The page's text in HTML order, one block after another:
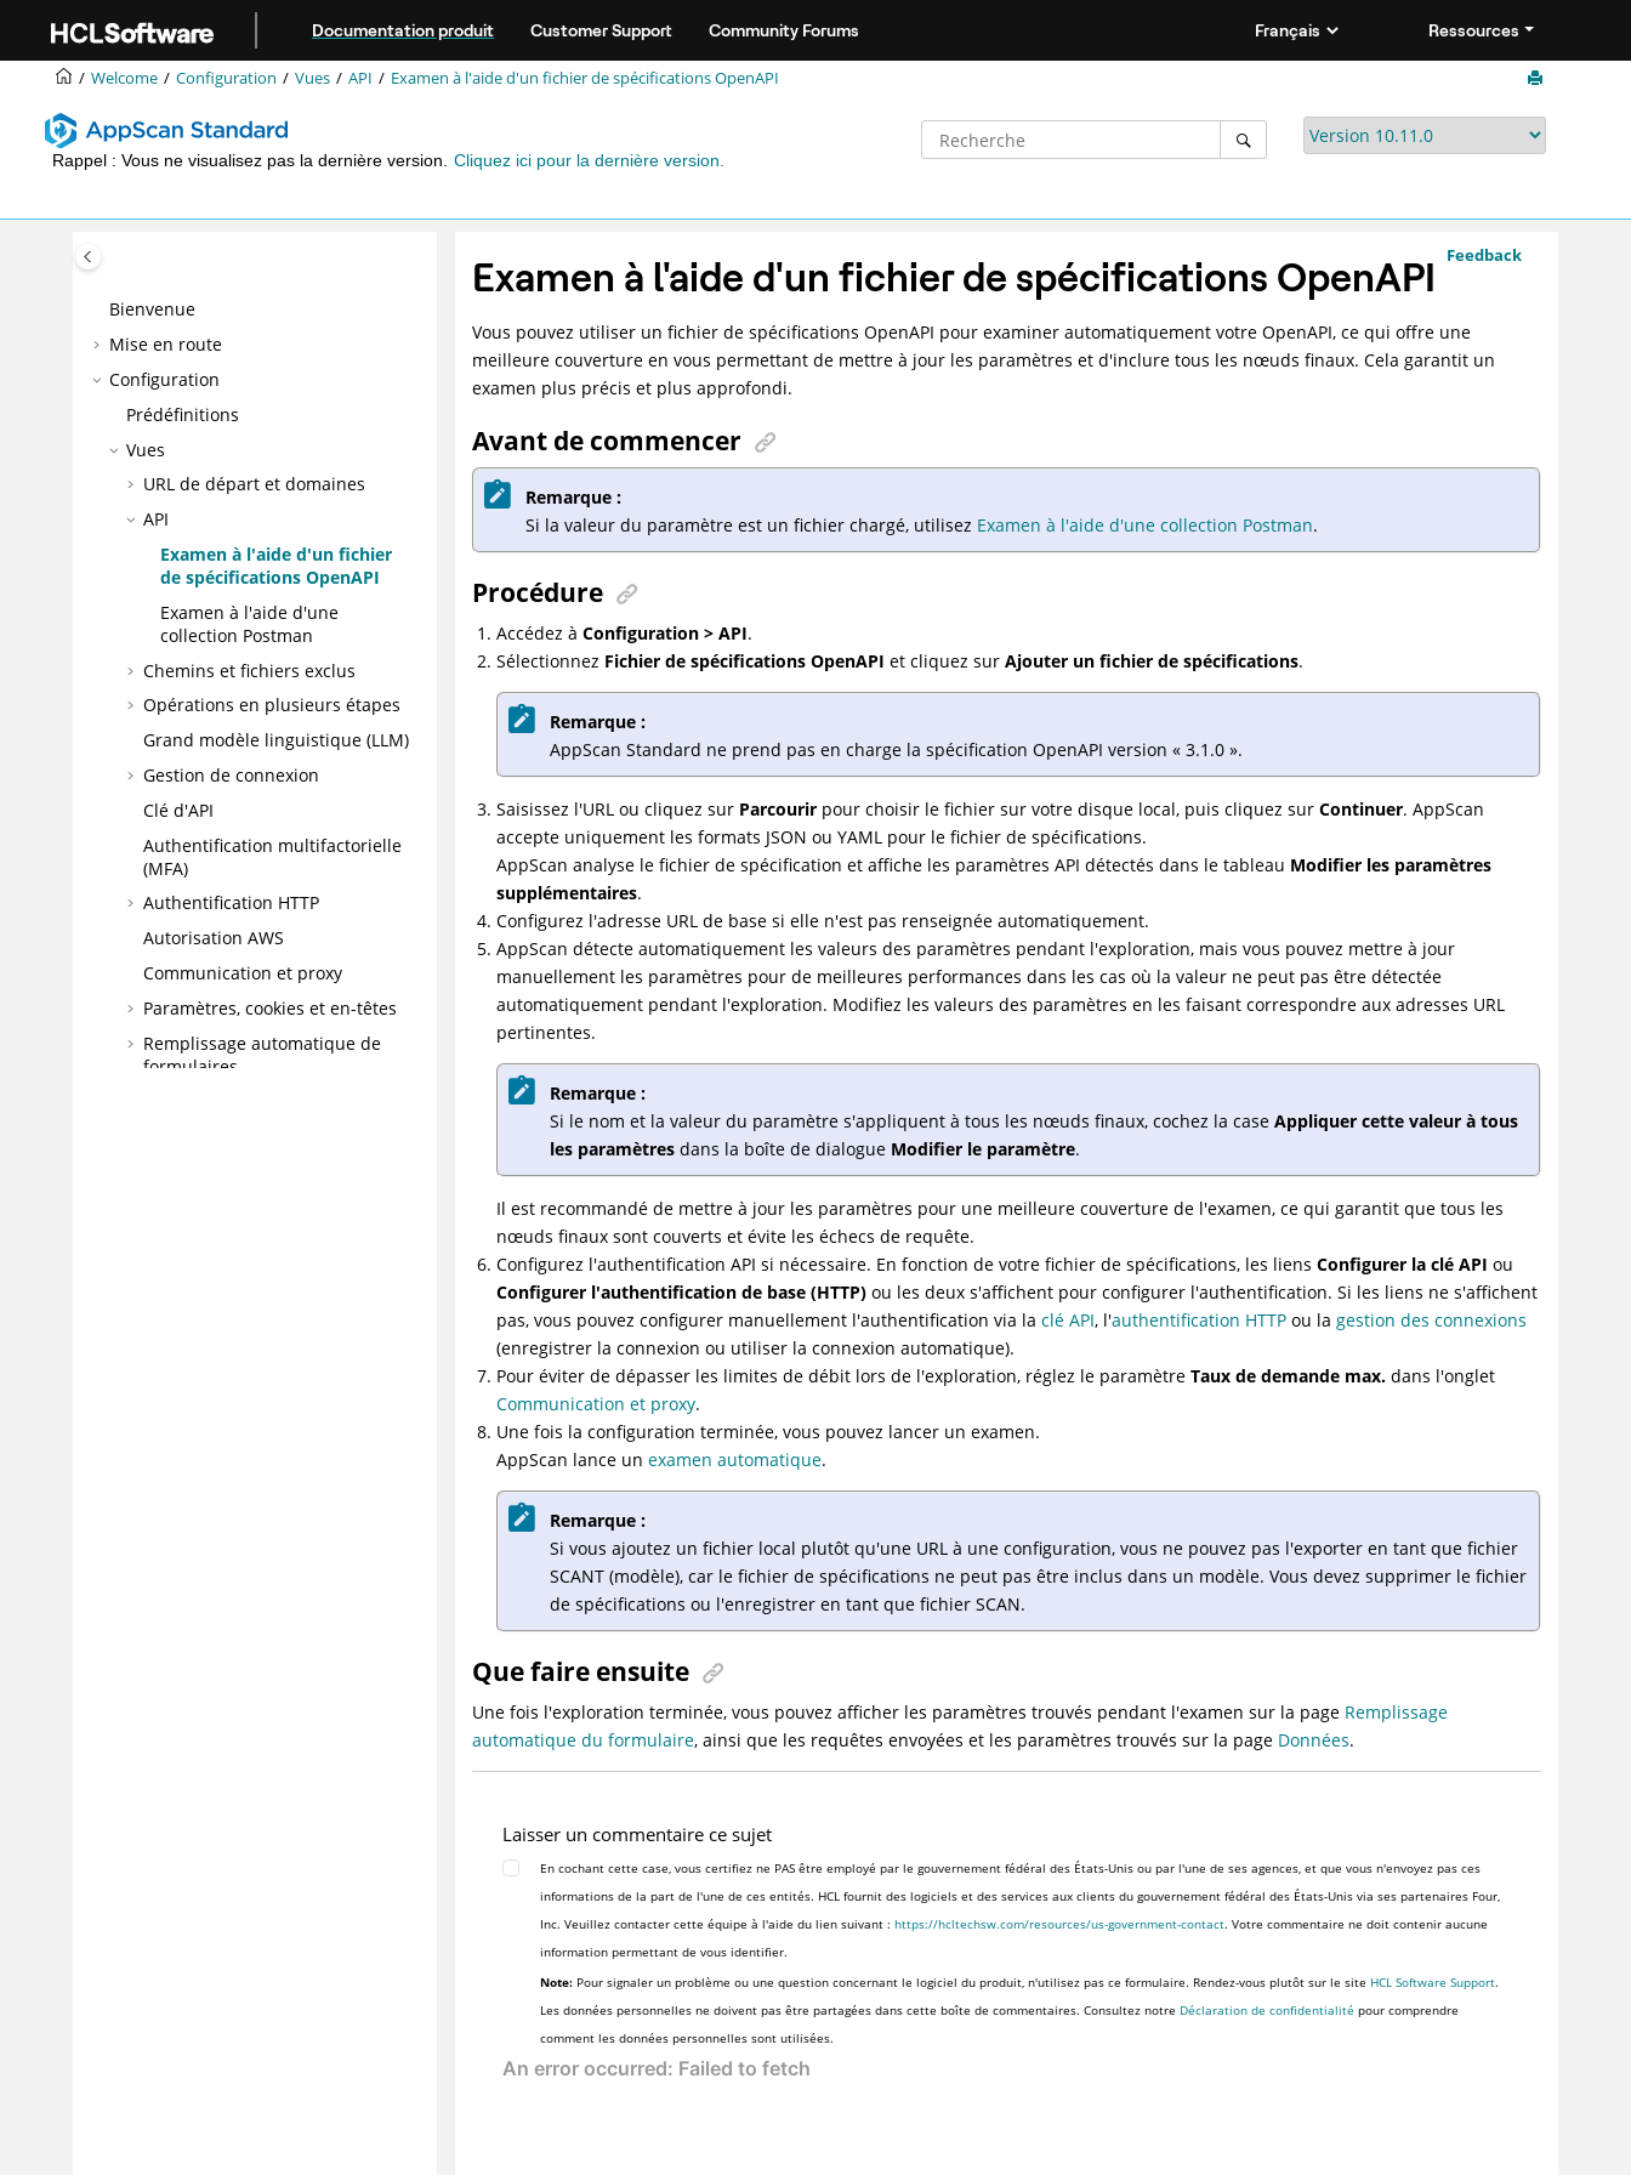
Documentation produit Customer Support Community Forums Ressources
Welcome Configuration Vues API Examen à l'aide d'un fichier de spécifications OpenAPI
Rappel : Vous ne visualisez pas la dernière version. Cliquez ici pour la dernière version.
Bienvenue
Mise en route
Configuration
Prédéfinitions
Vues
URL de départ et domaines
API
Examen à l'aide d'un fichier
de spécifications OpenAPI
Examen à l'aide d'une
collection Postman
Chemins et fichiers exclus
Opérations en plusieurs étapes
Grand modèle linguistique (LLM)
Gestion de connexion
Clé d'API
Authentification multifactorielle
(MFA)
Authentification HTTP
Autorisation AWS
Communication et proxy
Paramètres, cookies et en-têtes
Remplissage automatique de
formulaires
Feedback
Examen à l'aide d'un fichier de spécifications OpenAPI
Vous pouvez utiliser un fichier de spécifications OpenAPI pour examiner automatiquement votre OpenAPI, ce qui offre une
meilleure couverture en vous permettant de mettre à jour les paramètres et d'inclure tous les nœuds finaux. Cela garantit un
examen plus précis et plus approfondi.
Avant de commencer
Remarque :
Si la valeur du paramètre est un fichier chargé, utilisez Examen à l'aide d'une collection Postman.
Procédure
Accédez àConfiguration > API.
Sélectionnez Fichier de spécifications OpenAPI et cliquez surAjouter un fichier de spécifications.
Remarque :
AppScan Standard ne prend pas en charge la spécification OpenAPI version « 3.1.0 ».
Saisissez l'URL ou cliquez sur Parcourir pour choisir le fichier sur votre disque local, puis cliquez surContinuer. AppScan
accepte uniquement les formats JSON ou YAML pour le fichier de spécifications.
AppScan analyse le fichier de spécification et affiche les paramètres API détectés dans le tableau Modifier les paramètres
supplémentaires.
Configurez l'adresse URL de base si elle n'est pas renseignée automatiquement.
AppScan détecte automatiquement les valeurs des paramètres pendant l'exploration, mais vous pouvez mettre à jour
manuellement les paramètres pour de meilleures performances dans les cas où la valeur ne peut pas être détectée
automatiquement pendant l'exploration. Modifiez les valeurs des paramètres en les faisant correspondre aux adresses URL
pertinentes.
Remarque :
Si le nom et la valeur du paramètre s'appliquent à tous les nœuds finaux, cochez la caseAppliquer cette valeur à tous
les paramètres dans la boîte de dialogue Modifier le paramètre.
Il est recommandé de mettre à jour les paramètres pour une meilleure couverture de l'examen, ce qui garantit que tous les
nœuds finaux sont couverts et évite les échecs de requête.
Configurez l'authentification API si nécessaire. En fonction de votre fichier de spécifications, les liensConfigurer la clé API ou
Configurer l'authentification de base (HTTP) ou les deux s'affichent pour configurer l'authentification. Si les liens ne s'affichent
pas, vous pouvez configurer manuellement l'authentification via laclé API, l'authentification HTTP ou lagestion des connexions
(enregistrer la connexion ou utiliser la connexion automatique).
Pour éviter de dépasser les limites de débit lors de l'exploration, réglez le paramètreTaux de demande max. dans l'onglet
Communication et proxy.
Une fois la configuration terminée, vous pouvez lancer un examen.
AppScan lance unexamen automatique.
Remarque :
Si vous ajoutez un fichier local plutôt qu'une URL à une configuration, vous ne pouvez pas l'exporter en tant que fichier
SCANT (modèle), car le fichier de spécifications ne peut pas être inclus dans un modèle. Vous devez supprimer le fichier
de spécifications ou l'enregistrer en tant que fichier SCAN.
Que faire ensuite
Une fois l'exploration terminée, vous pouvez afficher les paramètres trouvés pendant l'examen sur la page Remplissage
automatique du formulaire, ainsi que les requêtes envoyées et les paramètres trouvés sur la page Données.
Laisser un commentaire ce sujet
En cochant cette case, vous certifiez ne PAS être employé par le gouvernement fédéral des États-Unis ou par l'une de ses agences, et que vous n'envoyez pas ces
informations de la part de l'une de ces entités. HCL fournit des logiciels et des services aux clients du gouvernement fédéral des États-Unis via ses partenaires Four,
Inc. Veuillez contacter cette équipe à l'aide du lien suivant :https://hcltechsw.com/resources/us-government-contact. Votre commentaire ne doit contenir aucune
information permettant de vous identifier.
Note: Pour signaler un problème ou une question concernant le logiciel du produit, n'utilisez pas ce formulaire. Rendez-vous plutôt sur le site HCL Software Support.
Les données personnelles ne doivent pas être partagées dans cette boîte de commentaires. Consultez notre Déclaration de confidentialité pour comprendre
comment les données personnelles sont utilisées.